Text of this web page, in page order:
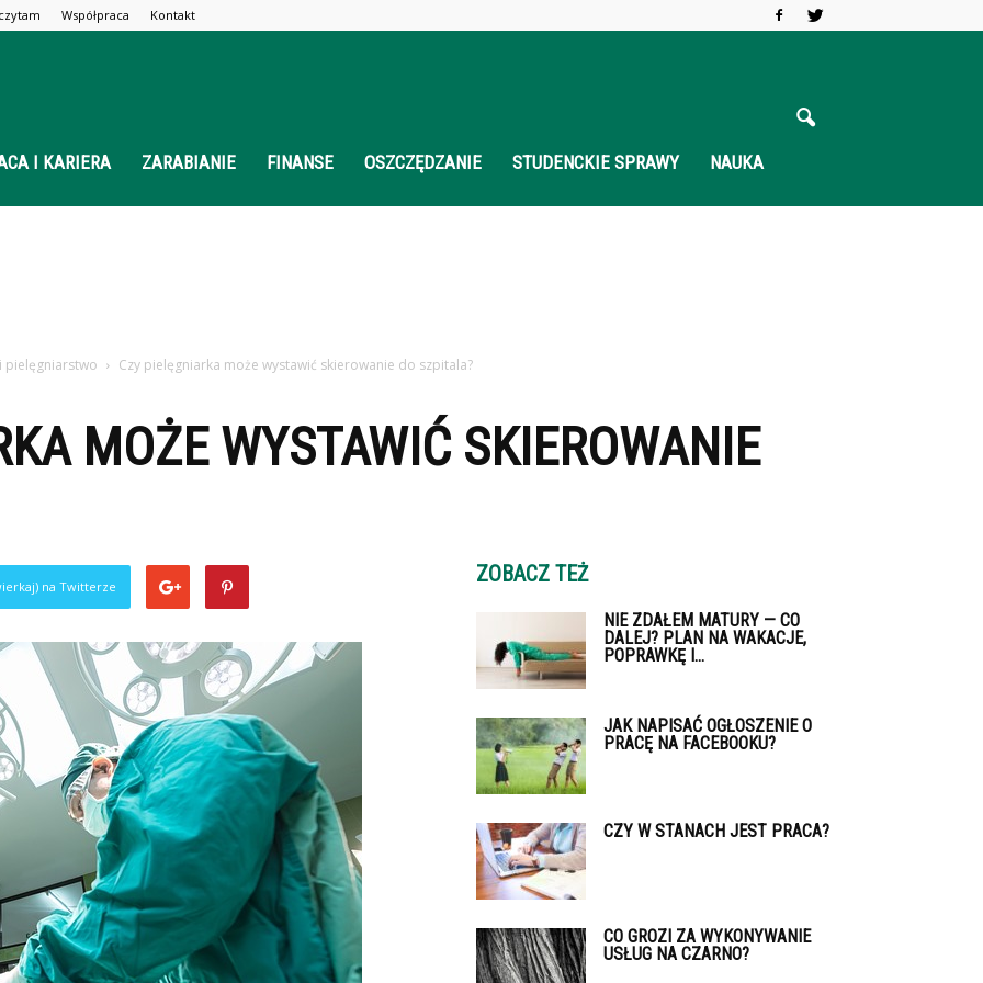
Współpraca Kontakt
I KARIERA ZARABIANIE FINANSE OSZCZĘDZANIE STUDENCKIE SPRAWY NAUKA
pielęgniarstwo Czy pielęgniarka może wystawić skierowanie do szpitala?
MOŻE WYSTAWIĆ SKIEROWANIE
na Twitterze ZOBACZ TEŻ
NIE ZDAŁEM MATURY — CO
DALEJ? PLAN NA WAKACJE,
POPRAWKĘ I...
JAK NAPISAĆ OGŁOSZENIE O
PRACĘ NA FACEBOOKU?
CZY W STANACH JEST PRACA?
CO GROZI ZA WYKONYWANIE
USŁUG NA CZARNO?